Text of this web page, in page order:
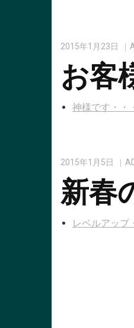
2015年1月23日
お客
神様です・・
2015年1月5日
新春
レベルアップ